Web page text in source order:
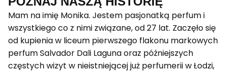
Mam na imię Monika. Jestem pasjonatką perfum i
wszystkiego co z nimi związane, od 27 lat. Zaczęło się
od kupienia w liceum pierwszego flakonu markowych
perfum Salvador Dali Laguna oraz późniejszych
częstych wizyt w nieistniejącej już perfumerii w Łodzi,